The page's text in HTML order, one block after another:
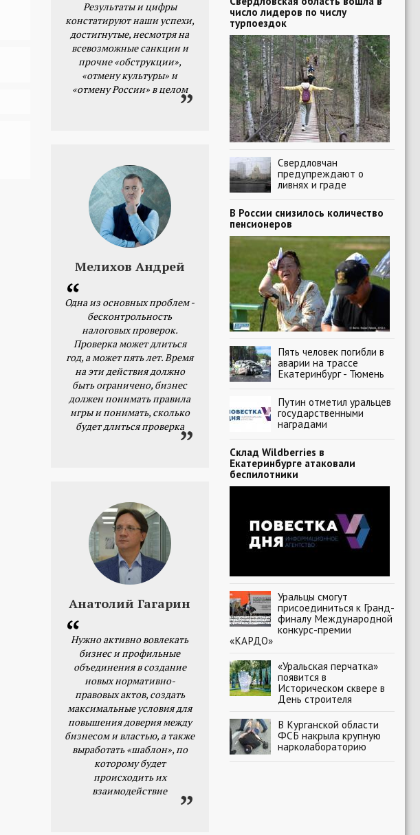
Результаты и цифры
констатируют наши успехи,
достигнутые, несмотря на
всевозможные санкции и
прочие «обструкции»,
«отмену культуры» и
«отмену России» в целом
Мелихов Андрей
Одна из основных проблем -
бесконтрольность
налоговых проверок.
Проверка может длиться
год, а может пять лет. Время
на эти действия должно
быть ограничено, бизнес
должен понимать правила
игры и понимать, сколько
будет длиться проверка
Анатолий Гагарин
Нужно активно вовлекать
бизнес и профильные
объединения в создание
новых нормативно-
правовых актов, создать
максимальные условия для
повышения доверия между
бизнесом и властью, а также
выработать «шаблон», по
которому будет
происходить их
взаимодействие
число лидеров по числу
турпоездок
Свердловчан
предупреждают о
ливнях и граде
В России снизилось количество
пенсионеров
Пять человек погибли в
аварии на трассе
Екатеринбург - Тюмень
Путин отметил уральцев
государственными
наградами
Склад Wildberries в
Екатеринбурге атаковали
беспилотники
Уральцы смогут
присоединиться к Гранд-
финалу Международной
конкурс-премии
«КАРДО»
«Уральская перчатка»
появится в
Историческом сквере в
День строителя
В Курганской области
ФСБ накрыла крупную
нарколабораторию